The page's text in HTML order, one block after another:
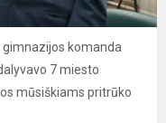
gimnazijos komanda
7 miesto
mūsiškiams pritrūko